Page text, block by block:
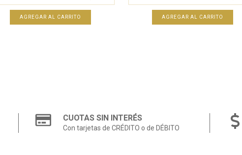
CUOTAS SIN INTERÉS
Con tarjetas de CRÉDITO o de DÉBITO